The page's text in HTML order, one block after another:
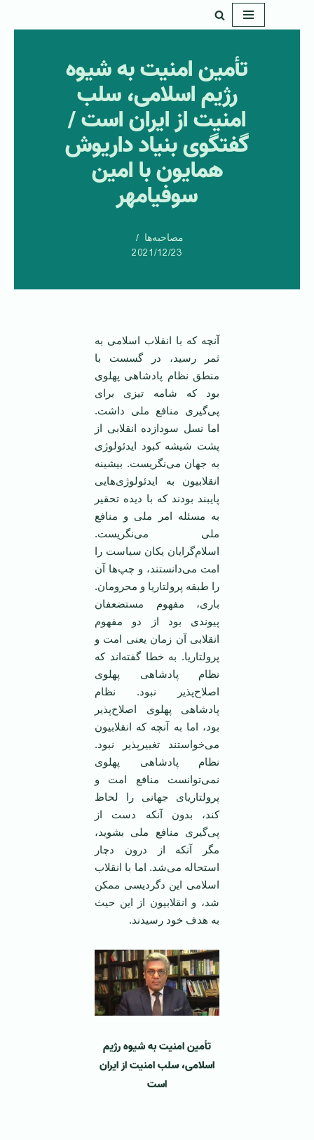
تأمین امنیت به شیوه
رژیم اسلامی، سلب
امنیت از ایران است /
گفتگوی بنیاد داریوش
همایون با امین
سوفیامهر
مصاحبه‌ها
2021/12/23
آنچه که با انقلاب اسلامی به
ثمر رسید، در گسست با
منطق نظام پادشاهی پهلوی
بود که شامه تیزی برای
پی‌گیری منافع ملی داشت.
اما نسل سودازده انقلابی از
پشت شیشه کبود ایدئولوژی
به جهان می‌نگریست. بیشینه
انقلابیون به ایدئولوژی‌هایی
پایبند بودند که با دیده تحقیر
به مسئله امر ملی و منافع
ملی می‌نگریست.
اسلام‌گرایان یکان سیاست را
امت می‌دانستند، و چپ‌ها آن
را طبقه پرولتاریا و محرومان.
باری، مفهوم مستضعفان
پیوندی بود از دو مفهوم
انقلابی آن زمان یعنی امت و
پرولتاریا. به خطا گفته‌اند که
نظام پادشاهی پهلوی
اصلاح‌پذیر نبود. نظام
پادشاهی پهلوی اصلاح‌پذیر
بود، اما به آنچه که انقلابیون
می‌خواستند تغییر‌پذیر نبود.
نظام پادشاهی پهلوی
نمی‌توانست منافع امت و
پرولتاریای جهانی را لحاظ
کند، بدون آنکه دست از
پی‌گیری منافع ملی بشوید،
مگر آنکه از درون دچار
استحاله می‌شد. اما با انقلاب
اسلامی این دگردیسی ممکن
شد، و انقلابیون از این حیث
به هدف خود رسیدند.
تأمین امنیت به شیوه رژیم
اسلامی، سلب امنیت از ایران
است